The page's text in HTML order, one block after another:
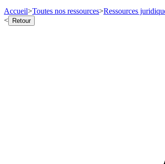
Accueil>Toutes nos ressources>Ressources
< Retour